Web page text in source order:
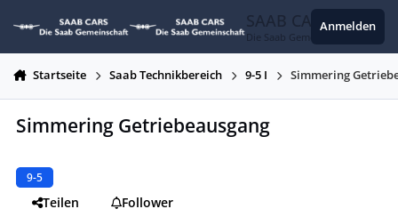
SAAB CARS
Die Saab Gemeinschaft
Anmelden
Startseite Saab Technikbereich 9-5 I Simmering
Simmering Getriebeausgang
9-5
Teilen
Follower